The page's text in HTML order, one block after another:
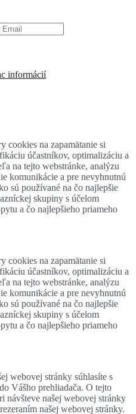
informácií
cookies na zapamätanie si
účastníkov, optimalizáciu a
na tejto webstránke, analýzu
komunikácie a pre nevyhnutnú
sú používané na čo najlepšie
skupiny s účelom
a čo najlepšieho priameho
cookies na zapamätanie si
účastníkov, optimalizáciu a
na tejto webstránke, analýzu
komunikácie a pre nevyhnutnú
sú používané na čo najlepšie
skupiny s účelom
a čo najlepšieho priameho
webovej stránky súhlasíte s
Vášho prehliadača. O tejto
návšteve našej webovej stránky
našej webovej stránky.